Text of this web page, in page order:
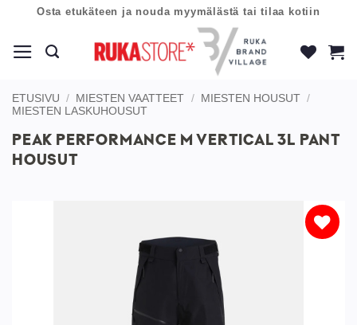
content
Osta etukäteen ja nouda myymälästä tai tilaa kotiin
ETUSIVU / MIESTEN VAATTEET / MIESTEN HOUSUT /
MIESTEN LASKUHOUSUT
PEAK PERFORMANCE M VERTICAL 3L PANT
HOUSUT